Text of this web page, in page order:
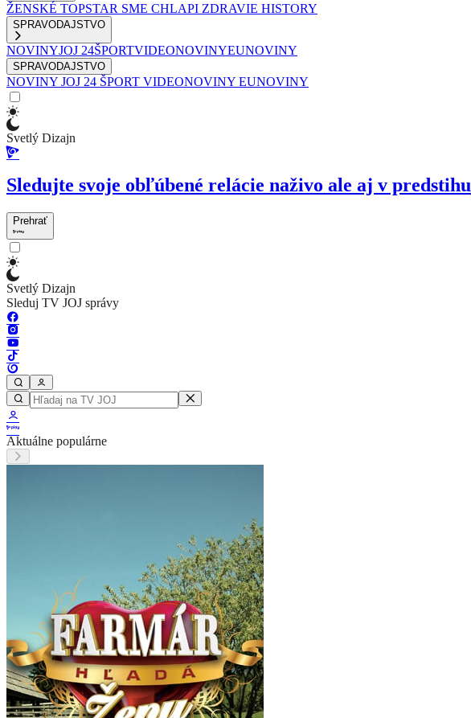
ŽENSKÉ TOPSTAR SME CHLAPI ZDRAVIE HISTORY
SPRAVODAJSTVO
NOVINYJOJ 24ŠPORTVIDEONOVINYEUNOVINY
SPRAVODAJSTVO
NOVINY JOJ 24 ŠPORT VIDEONOVINY EUNOVINY
Svetlý Dizajn
Sledujte svoje obľúbené relácie naživo ale aj v predstihu
Prehrať
Svetlý Dizajn
Sleduj TV JOJ správy
Aktuálne populárne